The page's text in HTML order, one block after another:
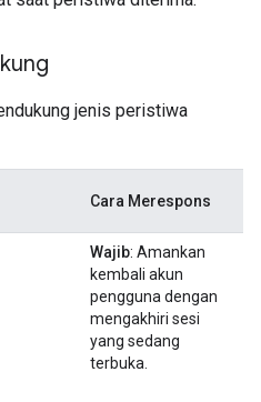
jenis peristiwa
Cara Merespons
Wajib: Amankan
kembali akun
pengguna dengan
mengakhiri sesi
yang sedang
terbuka.